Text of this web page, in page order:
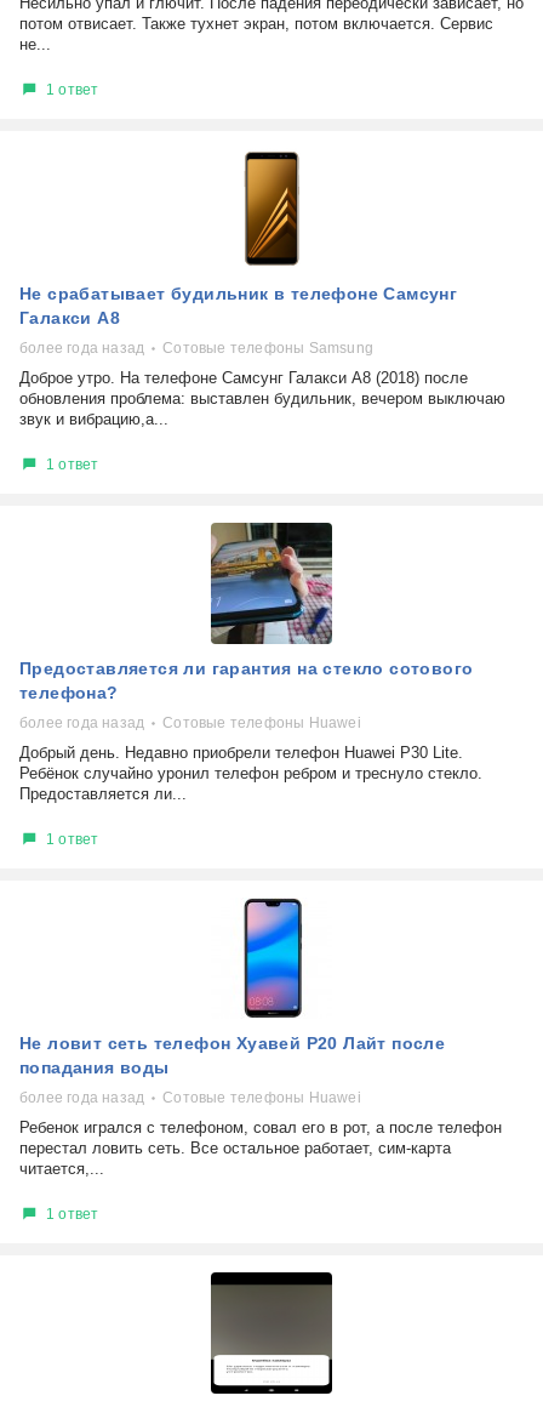
потом отвисает. Также тухнет экран, потом включается. Сервис
не...
1 ответ
Не срабатывает будильник в телефоне Самсунг
Галакси А8
более года назад Сотовые телефоны Samsung
Доброе утро. На телефоне Самсунг Галакси А8 (2018) после
обновления проблема: выставлен будильник, вечером выключаю
звук и вибрацию,а...
1 ответ
Предоставляется ли гарантия на стекло сотового
телефона?
более года назад Сотовые телефоны Huawei
Добрый день. Недавно приобрели телефон Huawei P30 Lite.
Ребёнок случайно уронил телефон ребром и треснуло стекло.
Предоставляется ли...
1 ответ
Не ловит сеть телефон Хуавей Р20 Лайт после
попадания воды
более года назад Сотовые телефоны Huawei
Ребенок игрался с телефоном, совал его в рот, а после телефон
перестал ловить сеть. Все остальное работает, сим-карта
читается,...
1 ответ